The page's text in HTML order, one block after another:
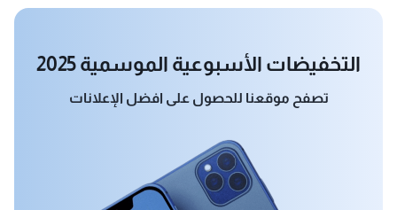
التخفيضات الأسبوعية الموسمية 2025
تصفح موقعنا للحصول على افضل الإعلانات